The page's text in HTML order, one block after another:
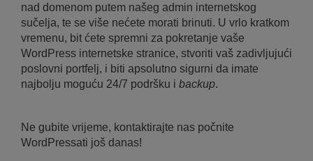
nad domenom putem našeg admin internetskog
sučelja, te se više nećete morati brinuti. U vrlo kratkom
vremenu, bit ćete spremni za pokretanje vaše
WordPress internetske stranice, stvoriti vaš zadivljujući
poslovni portfelj, i biti apsolutno sigurni da imate
najbolju moguću 24/7 podršku i backup.
Ne gubite vrijeme, kontaktirajte nas počnite
WordPressati još danas!